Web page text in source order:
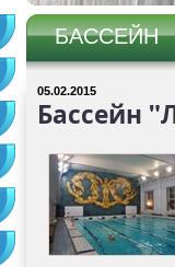
БАССЕЙН
05.02.2015
Бассейн